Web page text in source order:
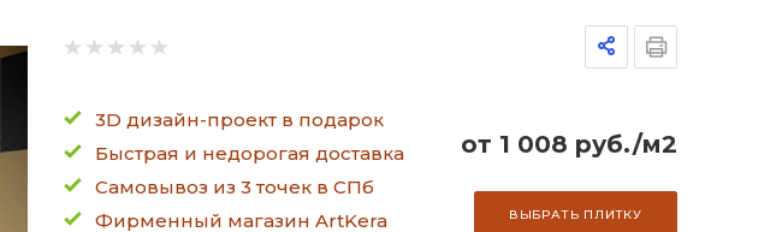
3D дизайн-проект в подарок
Быстрая и недорогая доставка
Самовывоз из 3 точек в СПб
Фирменный магазин ArtKera
от 1 008 руб./м2
ВЫБРАТЬ ПЛИТКУ